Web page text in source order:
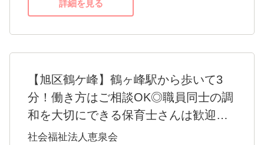
デメリットではなく「学びのチャンス」で
体が子どもたちの遊び場であり、学び舎で
す。四季の変化を肌で感じながら、アクティ
ブに保育を楽しめます。
詳細を見る
【旭区鶴ケ峰】鶴ヶ峰駅から歩いて3
分！働き方はご相談OK◎職員同士の調
和を大切にできる保育士さんは歓迎で
す
社会福祉法人恵泉会